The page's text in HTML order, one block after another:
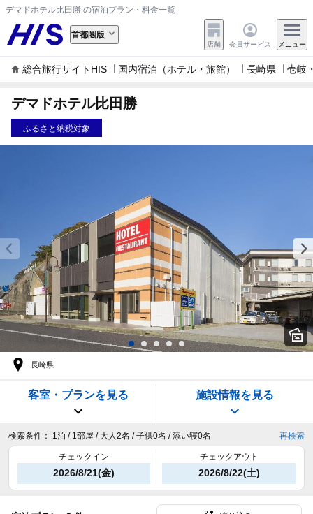
デマドホテル比田勝 の宿泊プラン・料金一覧
首都圏版
店舗 会員サービス メニュー
総合旅行サイトHIS 国内宿泊（ホテル・旅館） 長崎県 壱岐
デマドホテル比田勝
ふるさと納税対象
長崎県
客室・プランを見る 施設情報を見る
検索条件： 1泊 / 1部屋 / 大人2名 / 子供0名 / 添い寝0名 再検索
チェックイン
2026/8/21(金)
チェックアウト
2026/8/22(土)